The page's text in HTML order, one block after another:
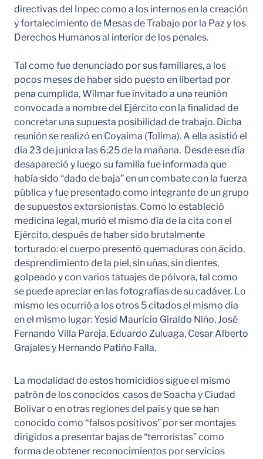
directivas del Inpec como a los internos en la creación
y fortalecimiento de Mesas de Trabajo por la Paz y los
Derechos Humanos al interior de los penales.
Tal como fue denunciado por sus familiares, a los
pocos meses de haber sido puesto en libertad por
pena cumplida, Wilmar fue invitado a una reunión
convocada a nombre del Ejército con la finalidad de
concretar una supuesta posibilidad de trabajo. Dicha
reunión se realizó en Coyaima (Tolima). A ella asistió el
día 23 de junio a las 6:25 de la mañana. Desde ese día
desapareció y luego su familia fue informada que
había sido “dado de baja” en un combate con la fuerza
pública y fue presentado como integrante de un grupo
de supuestos extorsionistas. Como lo estableció
medicina legal, murió el mismo día de la cita con el
Ejército, después de haber sido brutalmente
torturado: el cuerpo presentó quemaduras con ácido,
desprendimiento de la piel, sin uñas, sin dientes,
golpeado y con varios tatuajes de pólvora, tal como
se puede apreciar en las fotografías de su cadáver. Lo
mismo les ocurrió a los otros 5 citados el mismo día
en el mismo lugar: Yesid Mauricio Giraldo Niño, José
Fernando Villa Pareja, Eduardo Zuluaga, Cesar Alberto
Grajales y Hernando Patiño Falla.
La modalidad de estos homicidios sigue el mismo
patrón de los conocidos casos de Soacha y Ciudad
Bolívar o en otras regiones del país y que se han
conocido como “falsos positivos” por ser montajes
dirigidos a presentar bajas de “terroristas” como
forma de obtener reconocimientos por servicios